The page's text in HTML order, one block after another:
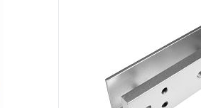
В избранное